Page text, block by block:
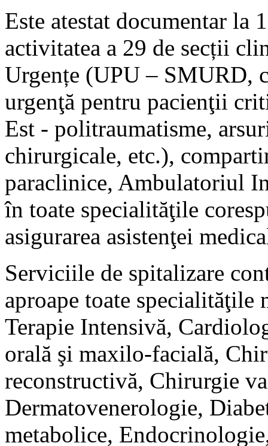
Este atestat documentar la
activitatea a 29 de secții
Urgențe (UPU – SMURD,
urgenţă pentru pacienţii
Est - politraumatisme,
chirurgicale, etc.),
paraclinice, Ambulatoriul
în toate specialităţile
asigurarea asistenţei
Serviciile de spitalizare
aproape toate
Terapie Intensivă,
orală şi maxilo-facială,
reconstructivă, Chirurgie
Dermatovenerologie,
metabolice,